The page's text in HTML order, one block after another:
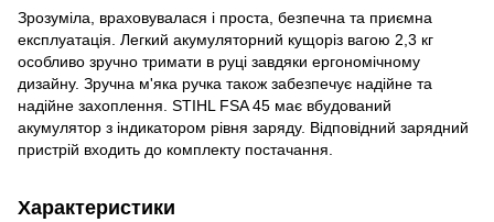
Зрозуміла, враховувалася і проста, безпечна та приємна
експлуатація. Легкий акумуляторний кущоріз вагою 2,3 кг
особливо зручно тримати в руці завдяки ергономічному
дизайну. Зручна м'яка ручка також забезпечує надійне та
надійне захоплення. STIHL FSA 45 має вбудований
акумулятор з індикатором рівня заряду. Відповідний зарядний
пристрій входить до комплекту постачання.
Характеристики